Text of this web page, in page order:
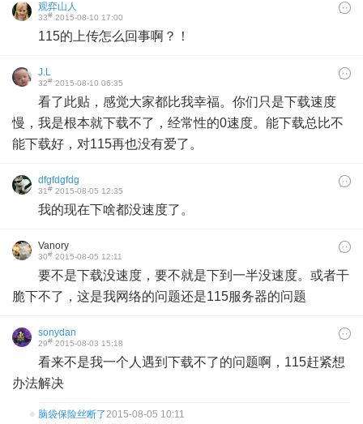
观弈山人
33# 2015-08-10 17:00
115的上传怎么回事啊？！
J.L
32# 2015-08-10 06:35
看了此贴，感觉大家都比我幸福。你们只是下载速度
慢，我是根本就下载不了，经常性的0速度。能下载总比不
能下载好，对115再也没有爱了。
dfgfdgfdg
31# 2015-08-05 12:35
我的现在下啥都没速度了。
Vanory
30# 2015-08-05 12:11
要不是下载没速度，要不就是下到一半没速度。或者干
脆下不了，这是我网络的问题还是115服务器的问题
sonydan
29# 2015-08-03 15:18
看来不是我一个人遇到下载不了的问题啊，115赶紧想
办法解决
脑袋保险丝断了2015-08-05 10:11